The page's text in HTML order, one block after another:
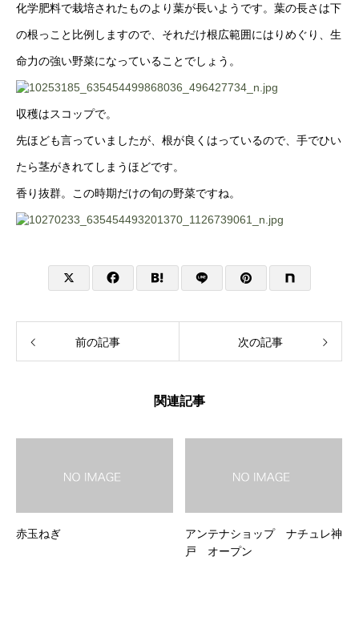
化学肥料で栽培されたものより葉が長いようです。葉の長さは下
の根っこと比例しますので、それだけ根広範囲にはりめぐり、生
命力の強い野菜になっていることでしょう。
収穫はスコップで。
先ほども言っていましたが、根が良くはっているので、手でひい
たら茎がきれてしまうほどです。
香り抜群。この時期だけの旬の野菜ですね。
前の記事 次の記事
関連記事
赤玉ねぎ
アンテナショップ ナチュレ神
戸 オープン